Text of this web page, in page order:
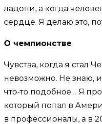
ладони, а когда
сердце. Я делаю это,
О чемпионстве
Чувства, когда я стал
невозможно. Не знаю,
что-то подобное… Я
который попал в
в профессионалы, а в